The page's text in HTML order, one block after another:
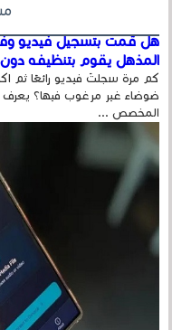
هل قمت بتسجيل فيديو
المذهل يقوم بتنظيفه دون
كم مرة سجلتَ فيديو رائعًا
ضوضاء غير مرغوب فيها؟ يعرف
المخصص ...